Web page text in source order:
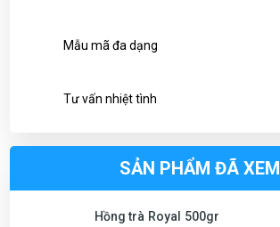
Mẫu mã đa dạng
Tư vấn nhiệt tình
SẢN PHẨM ĐÃ XEM
Hồng trà Royal 500gr